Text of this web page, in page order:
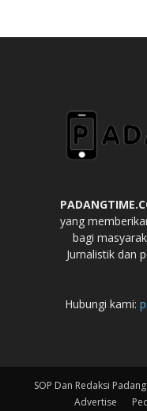
yang
bagi
Jurnalistik dan
Hubungi kami:
SOP Dan Redaksi Padang
Advertise